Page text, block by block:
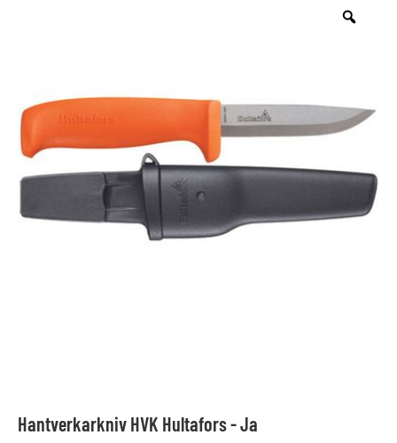
Hantverkarkniv HVK Hultafors - Ja